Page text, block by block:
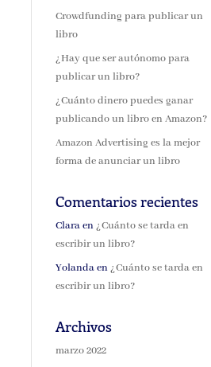
Crowdfunding para publicar un
libro
¿Hay que ser autónomo para
publicar un libro?
¿Cuánto dinero puedes ganar
publicando un libro en Amazon?
Amazon Advertising es la mejor
forma de anunciar un libro
Comentarios recientes
Claraen¿Cuánto se tarda en
escribir un libro?
Yolandaen¿Cuánto se tarda en
escribir un libro?
Archivos
marzo 2022